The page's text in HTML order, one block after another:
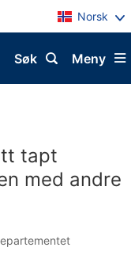
Norsk
Meny
Søk
tapt
med andre